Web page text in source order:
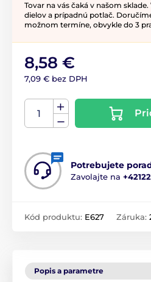
Tovar na vás čaká v našom
dielov a prípadnú potlač.
možnom termíne, obvykle do 3
8,58 €
7,09 € bez DPH
Potrebujete
Zavolajte na
Kód produktu: E627 Záruka:
Popis a parametre